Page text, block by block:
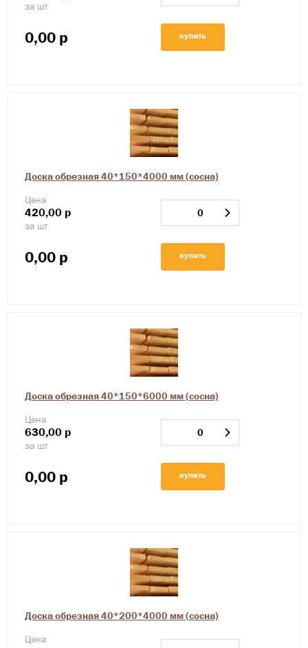
за шт
0,00 р купить
Доска обрезная 40*150*4000 мм (сосна)
Цена
420,00 р
за шт
0,00 р купить
Доска обрезная 40*150*6000 мм (сосна)
Цена
630,00 р
за шт
0,00 р купить
Доска обрезная 40*200*4000 мм (сосна)
Цена